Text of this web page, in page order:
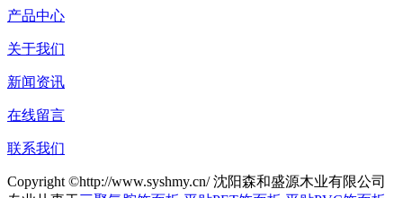
产品中心
关于我们
新闻资讯
在线留言
联系我们
Copyright ©http://www.syshmy.cn/ 沈阳森和盛源木业有限公司